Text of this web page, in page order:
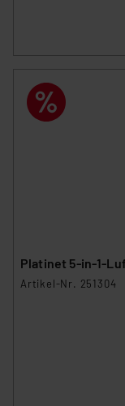
Platinet 5-in-1-
Artikel-Nr. 251304